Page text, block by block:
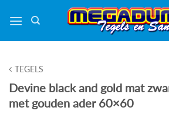
naar
TEGELS
Devine black and gold mat
met gouden ader 60×60